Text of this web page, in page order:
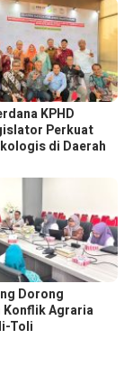
KPHD
Perkuat
di Daerah
Dorong
Konflik Agraria
Toli